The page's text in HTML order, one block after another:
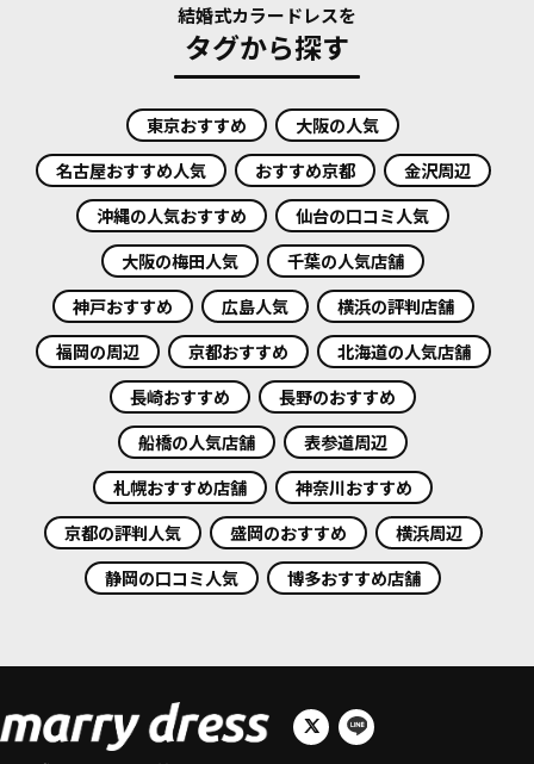
結婚式カラードレスを
タグから探す
東京おすすめ
大阪の人気
名古屋おすすめ人気
おすすめ京都
金沢周辺
沖縄の人気おすすめ
仙台の口コミ人気
大阪の梅田人気
千葉の人気店舗
神戸おすすめ
広島人気
横浜の評判店舗
福岡の周辺
京都おすすめ
北海道の人気店舗
長崎おすすめ
長野のおすすめ
船橋の人気店舗
表参道周辺
札幌おすすめ店舗
神奈川おすすめ
京都の評判人気
盛岡のおすすめ
横浜周辺
静岡の口コミ人気
博多おすすめ店舗